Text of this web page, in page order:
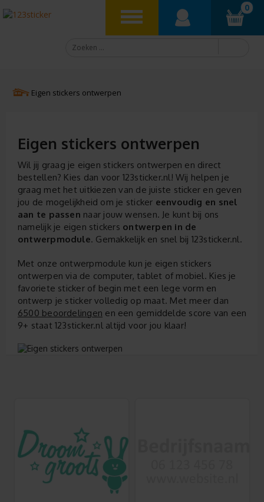
0
Eigen stickers ontwerpen
Eigen stickers ontwerpen
Wil jij graag je eigen stickers ontwerpen en direct
bestellen? Kies dan voor 123sticker.nl! Wij helpen je
graag met het uitkiezen van de juiste sticker en geven
jou de mogelijkheid om je sticker eenvoudig en snel
aan te passen naar jouw wensen. Je kunt bij ons
namelijk je eigen stickers ontwerpen in de
ontwerpmodule. Gemakkelijk en snel bij 123sticker.nl.
Met onze ontwerpmodule kun je eigen stickers
ontwerpen via de computer, tablet of mobiel. Kies je
favoriete sticker of begin met een lege vorm en
ontwerp je sticker volledig op maat. Met meer dan
6500 beoordelingen en een gemiddelde score van een
9+ staat 123sticker.nl altijd voor jou klaar!